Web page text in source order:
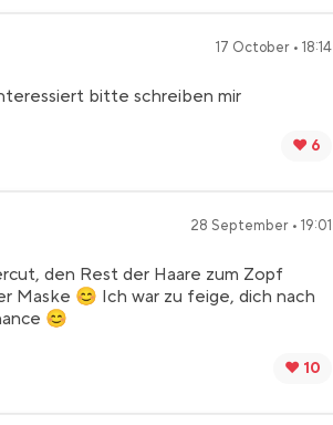
17 October • 18:14
bitte schreiben mir
❤️ 6
28 September • 19:01
den Rest der Haare zum Zopf
Maske 😊 Ich war zu feige, dich nach
😊
❤️ 10